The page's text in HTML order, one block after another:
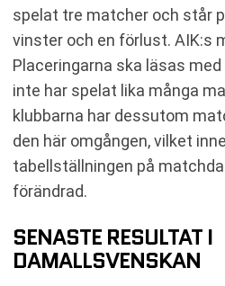
spelat tre matcher och står
vinster och en förlust. AIK:s
Placeringarna ska läsas
inte har spelat lika många
klubbarna har dessutom
den här omgången, vilket
tabellställningen på
förändrad.
SENASTE RESULTAT I
DAMALLSVENSKAN